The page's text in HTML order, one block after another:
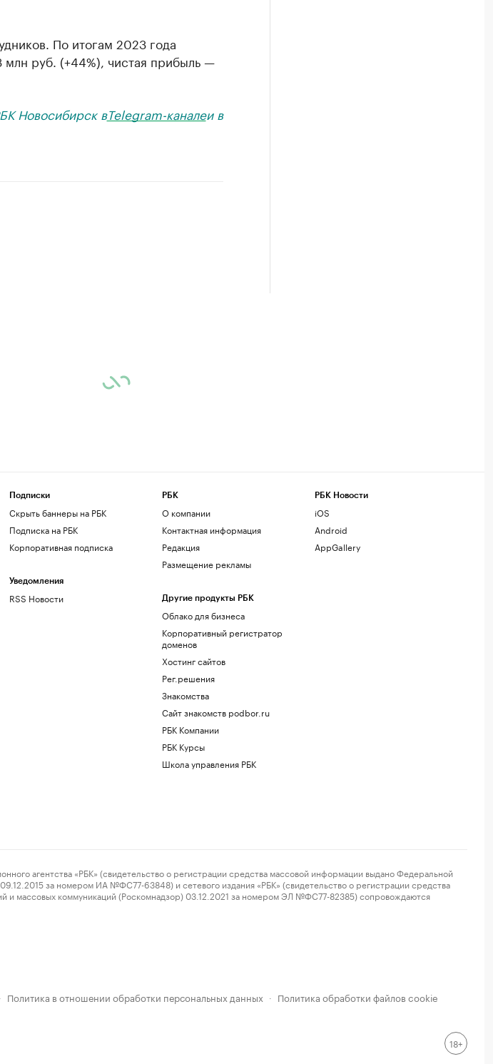
По итогам 2023 года
млн руб. (+44%), чистая прибыль —
Новосибирск вTelegram-каналеи в
Подписки
Скрыть баннеры на РБК
Подписка на РБК
Корпоративная подписка
Уведомления
RSS Новости
РБК
О компании
Контактная информация
Редакция
Размещение рекламы
Другие продукты РБК
Облако для бизнеса
Корпоративный регистратор
доменов
Хостинг сайтов
Рег.решения
Знакомства
Сайт знакомств podbor.ru
РБК Компании
РБК Курсы
Школа управления РБК
РБК Новости
iOS
Android
AppGallery
«РБК» (свидетельство о регистрации средства массовой информации выдано Федеральной
за номером ИА №ФС77-63848) и сетевого издания «РБК» (свидетельство о регистрации средства
и массовых коммуникаций (Роскомнадзор) 03.12.2021 за номером ЭЛ №ФС77-82385) сопровождаются
· Политика в отношении обработки персональных данных · Политика обработки файлов cookie
18+